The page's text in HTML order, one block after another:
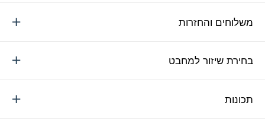
משלוחים והחזרות
בחירת שיזור למחבט
תכונות